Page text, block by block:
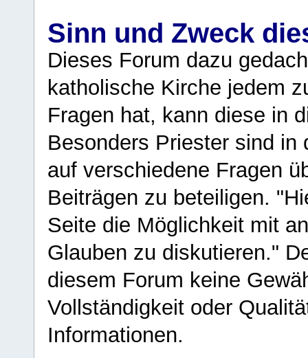
Sinn und Zweck
Dieses Forum dazu
katholische Kirche jedem
Fragen hat, kann diese in
Besonders Priester sind in
auf verschiedene Fragen
Beiträgen zu beteiligen.
Seite die Möglichkeit mit
Glauben zu diskutieren."
diesem Forum keine
Vollständigkeit oder
Informationen.